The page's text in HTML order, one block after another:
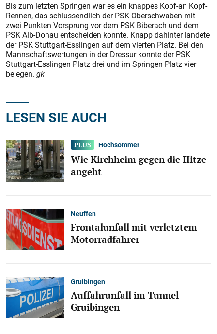
Bis zum letzten Springen war es ein knappes Kopf-an Kopf-
Rennen, das schlussendlich der PSK Oberschwaben mit
zwei Punkten Vorsprung vor dem PSK Biberach und dem
PSK Alb-Donau entscheiden konnte. Knapp dahinter landete
der PSK Stuttgart-Esslingen auf dem vierten Platz. Bei den
Mannschaftswertungen in der Dressur konnte der PSK
Stuttgart-Esslingen Platz drei und im Springen Platz vier
belegen. gk
LESEN SIE AUCH
Hochsommer
Wie Kirchheim gegen die Hitze
angeht
Neuffen
Frontalunfall mit verletztem
Motorradfahrer
Gruibingen
Auffahrunfall im Tunnel
Gruibingen